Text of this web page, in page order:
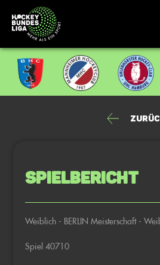
Spielbericht
Weiblich - BERLIN Meisterschaft -
Spiel 40710